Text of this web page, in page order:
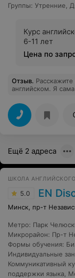
Группы: Утренние
Курс
6-11 лет
Цена по
Отзыв.
английском. Я
Ещё 2 адреса
ШКОЛА
5.0 EN
Минск, пр-т
Метро: Парк
Микрорайон: Пр-т
Формы обучения:
Индивидуальные
Коммуникативный
поддержки языка